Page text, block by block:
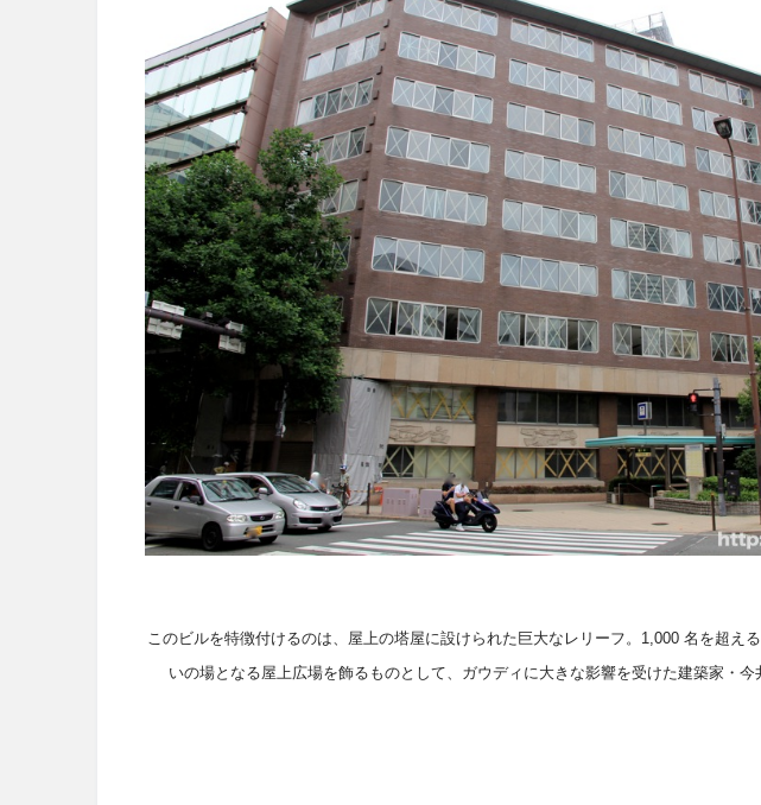
このビルを特徴付けるのは、屋上の塔屋に設けられた巨大なレリーフ。1,000 名を超え
いの場となる屋上広場を飾るものとして、ガウディに大きな影響を受けた建築家・今